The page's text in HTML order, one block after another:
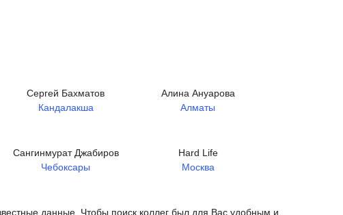
Сергей Бахматов
Кандалакша
Алина Ануарова
Алматы
Сангинмурат Джабиров
Чебоксары
Hard Life
Москва
данные. Чтобы поиск коллег был для Вас удобным и